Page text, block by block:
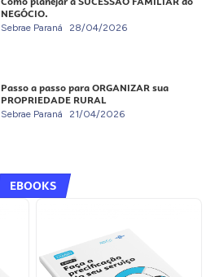
NEGÓCIO.
Sebrae Paraná 28/04/2026
Passo a passo para ORGANIZAR sua
PROPRIEDADE RURAL
Sebrae Paraná 21/04/2026
EBOOKS